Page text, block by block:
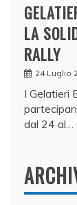
LA
RALLY
24 Luglio
I Gelatieri
dal 24 al…